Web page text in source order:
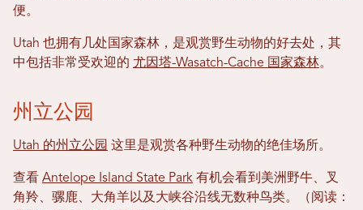
便。
Utah 也拥有几处国家森林，是观赏野生动物的好去处，其
中包括非常受欢迎的 尤因塔-Wasatch-Cache 国家森林。
州立公园
Utah 的州立公园 这里是观赏各种野生动物的绝佳场所。
查看 Antelope Island State Park 有机会看到美洲野牛、叉
角羚、骡鹿、大角羊以及大峡谷沿线无数种鸟类。（阅读：